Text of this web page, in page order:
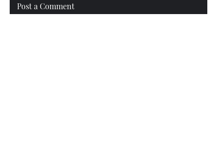
Post a Comment